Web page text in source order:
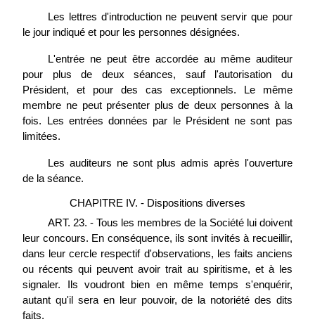
Les lettres d'introduction ne peuvent servir que pour
le jour indiqué et pour les personnes désignées.
L'entrée ne peut être accordée au même auditeur
pour plus de deux séances, sauf l'autorisation du
Président, et pour des cas exceptionnels. Le même
membre ne peut présenter plus de deux personnes à la
fois. Les entrées données par le Président ne sont pas
limitées.
Les auditeurs ne sont plus admis après l'ouverture
de la séance.
CHAPITRE IV. - Dispositions diverses
ART. 23. - Tous les membres de la Société lui doivent
leur concours. En conséquence, ils sont invités à recueillir,
dans leur cercle respectif d'observations, les faits anciens
ou récents qui peuvent avoir trait au spiritisme, et à les
signaler. Ils voudront bien en même temps s'enquérir,
autant qu'il sera en leur pouvoir, de la notoriété des dits
faits.